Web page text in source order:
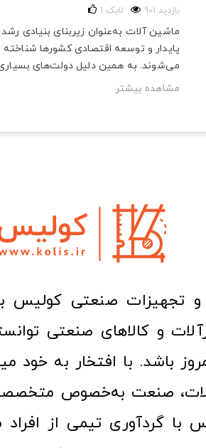
901 بازدید 1 لایک
ماشین آلات به‌عنوان زیربنای بنیادی رشد
پایدار و توسعه اقتصادی کشورها شناخته
می‌شوند. به همین دلیل دولت‌های
مشاهده بیشتر
باشد. با افتخار به خود
صنعت به‌خصوص
با گردآوری تیمی از افراد